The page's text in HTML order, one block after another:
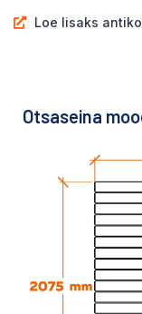
Loe lisaks
Otsaseina